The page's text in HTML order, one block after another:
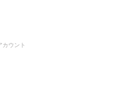
カウント